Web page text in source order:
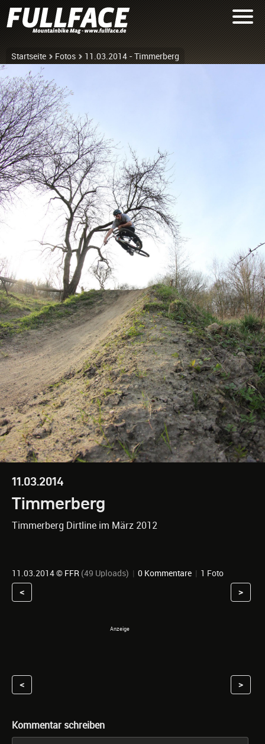
Startseite Fotos 11.03.2014 - Timmerberg
11.03.2014
Timmerberg
Timmerberg Dirtline im März 2012
11.03.2014 © FFR (49 Uploads) | 0 Kommentare | 1 Foto
< >
< >
Kommentar schreiben